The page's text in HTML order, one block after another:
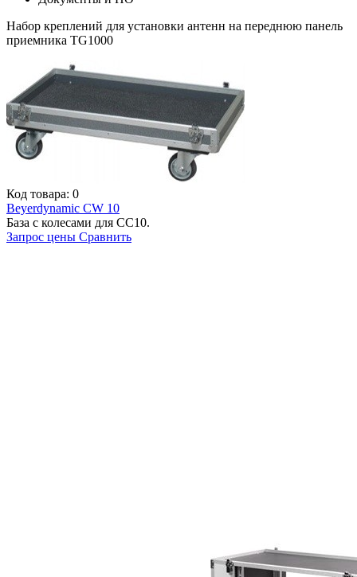
Набор креплений для установки антенн на переднюю панель
приемника TG1000
Код товара: 0
Beyerdynamic CW 10
База с колесами для СС10.
Запрос цены Сравнить